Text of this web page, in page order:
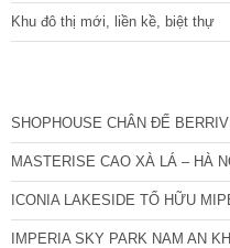
Khu đô thị mới, liền kề, biệt thự
SHOPHOUSE CHÂN ĐẾ
MASTERISE CAO XÀ LÁ – HÀ
ICONIA LAKESIDE TỐ HỮU
IMPERIA SKY PARK NAM AN